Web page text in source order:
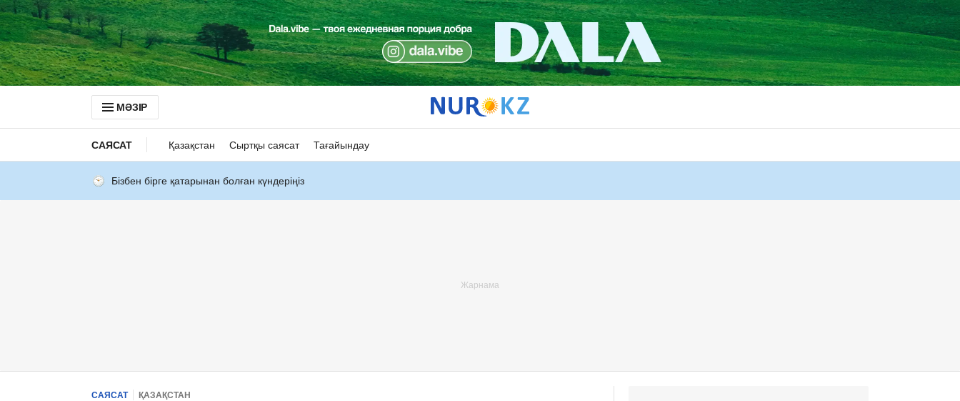
МӘЗІР
САЯСАТ Қазақстан Сыртқы саясат Тағайындау
Бізбен бірге қатарынан болған күндеріңіз
САЯСАТ ҚАЗАҚСТАН